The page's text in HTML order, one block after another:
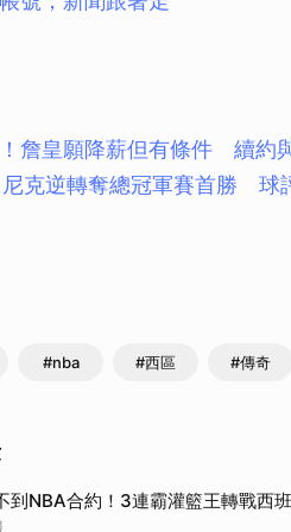
詹皇願降薪但有條件 續約
克逆轉奪總冠軍賽首勝 球
#nba #西區 #傳奇
到NBA合約！3連霸灌籃王轉戰西